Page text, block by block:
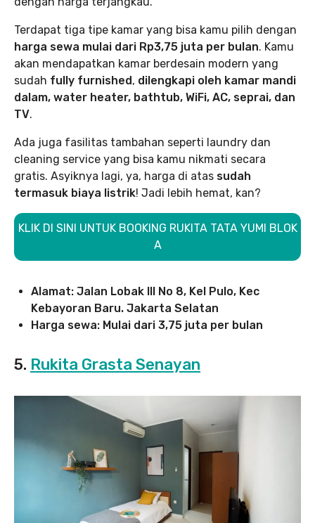
Terdapat tiga tipe kamar yang bisa kamu pilih dengan
harga sewa mulai dari Rp3,75 juta per bulan. Kamu
akan mendapatkan kamar berdesain modern yang
sudah fully furnished, dilengkapi oleh kamar mandi
dalam, water heater, bathtub, WiFi, AC, seprai, dan
TV.
Ada juga fasilitas tambahan seperti laundry dan
cleaning service yang bisa kamu nikmati secara
gratis. Asyiknya lagi, ya, harga di atas sudah
termasuk biaya listrik! Jadi lebih hemat, kan?
KLIK DI SINI UNTUK BOOKING RUKITA TATA YUMI BLOK
A
Alamat: Jalan Lobak III No 8, Kel Pulo, Kec
Kebayoran Baru. Jakarta Selatan
Harga sewa: Mulai dari 3,75 juta per bulan
5. Rukita Grasta Senayan